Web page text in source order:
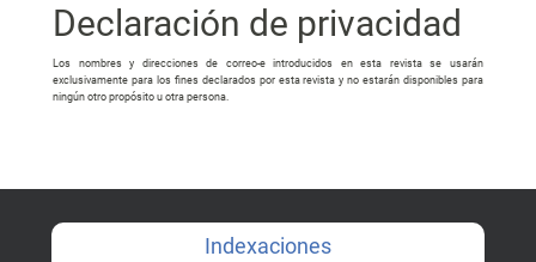
Declaración de privacidad
Los nombres y direcciones de correo-e introducidos en esta revista se usarán
exclusivamente para los fines declarados por esta revista y no estarán disponibles para
ningún otro propósito u otra persona.
Indexaciones